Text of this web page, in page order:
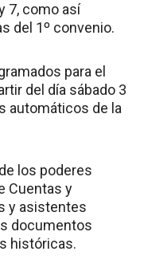
7, como así
del 1º convenio.
para el
del día sábado 3
automáticos de la
los poderes
Cuentas y
y asistentes
documentos
históricas.